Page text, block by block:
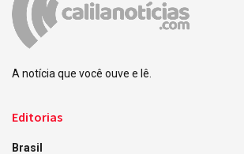
A notícia que você ouve e lê.
Editorias
Brasil